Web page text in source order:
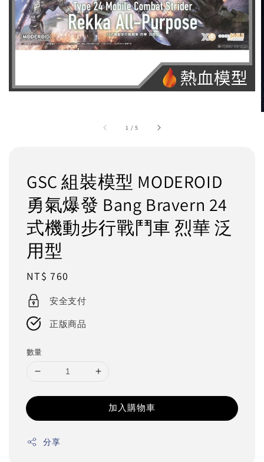
1 /5
GSC 組裝模型 MODEROID
勇氣爆發 Bang Bravern 24
式機動步行戰鬥車 烈華 泛
用型
Regular
price
NT$ 760
安全支付
正版商品
數量
加入購物車
分享